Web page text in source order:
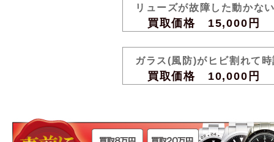
リューズが故障した動かな
買取価格 15,000円
ガラス(風防)がヒビ割れて
買取価格 10,000円